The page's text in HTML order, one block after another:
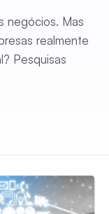
negócios. Mas
realmente
Pesquisas